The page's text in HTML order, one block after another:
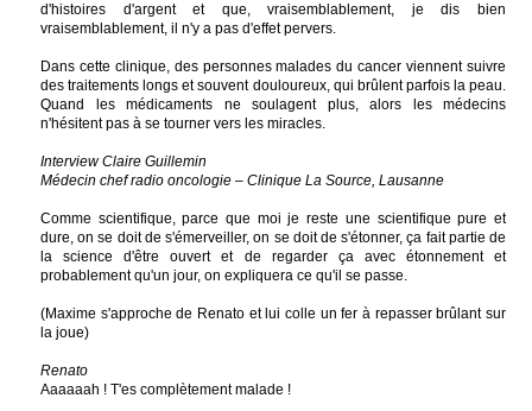
d'histoires d'argent et que, vraisemblablement, je dis bien
vraisemblablement, il n'y a pas d'effet pervers.
Dans cette clinique, des personnes malades du cancer viennent suivre
des traitements longs et souvent douloureux, qui brûlent parfois la peau.
Quand les médicaments ne soulagent plus, alors les médecins
n'hésitent pas à se tourner vers les miracles.
Interview Claire Guillemin
Médecin chef radio oncologie – Clinique La Source, Lausanne
Comme scientifique, parce que moi je reste une scientifique pure et
dure, on se doit de s'émerveiller, on se doit de s'étonner, ça fait partie de
la science d'être ouvert et de regarder ça avec étonnement et
probablement qu'un jour, on expliquera ce qu'il se passe.
(Maxime s'approche de Renato et lui colle un fer à repasser brûlant sur
la joue)
Renato
Aaaaaah ! T'es complètement malade !